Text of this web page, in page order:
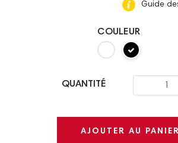
Guide
COULEUR
QUANTITÉ
AJOUTER AU PANIER